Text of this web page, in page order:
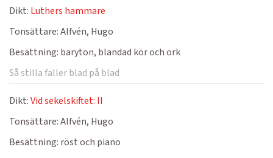
Dikt: Luthers hammare
Tonsättare:Alfvén, Hugo
Besättning: baryton, blandad kör och ork
Så stilla faller blad på blad
Dikt:Vid sekelskiftet: II
Tonsättare:Alfvén, Hugo
Besättning: röst och piano